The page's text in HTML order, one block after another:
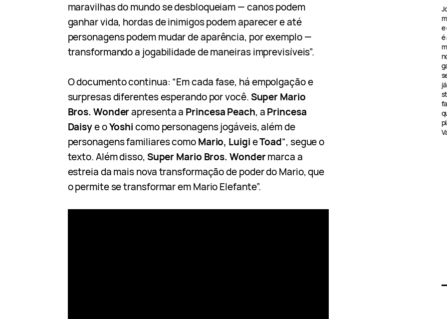
maravilhas do mundo se desbloqueiam — canos podem
ganhar vida, hordas de inimigos podem aparecer e até
personagens podem mudar de aparência, por exemplo —
transformando a jogabilidade de maneiras imprevisíveis”.
O documento continua: “Em cada fase, há empolgação e
surpresas diferentes esperando por você. Super Mario
Bros. Wonderapresenta a Princesa Peach, aPrincesa
Daisye oYoshicomo personagens jogáveis, além de
personagens familiares comoMario, LuigieToad“, segue o
texto. Além disso, Super Mario Bros. Wondermarca a
estreia da mais nova transformação de poder do Mario, que
o permite se transformar em Mario Elefante”.
e
é